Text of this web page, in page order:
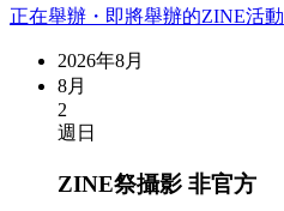
正在舉辦・即將舉辦的ZINE活動
2026年8月
8月
2
週日
ZINE祭攝影 非官方